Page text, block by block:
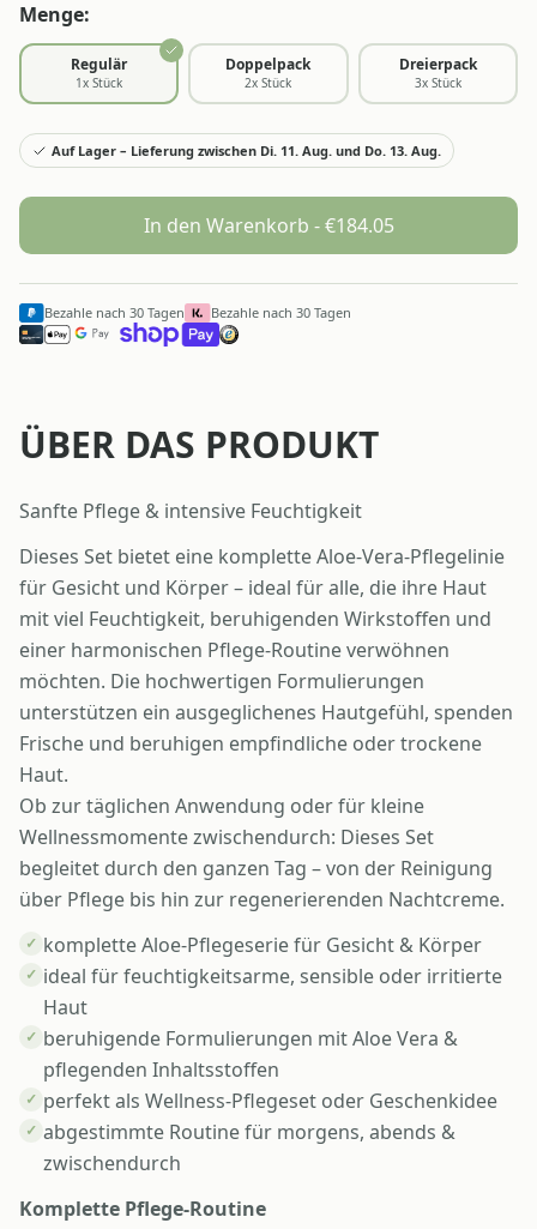
Menge:
Regulär
1x Stück
Doppelpack
2x Stück
Dreierpack
3x Stück
Auf Lager – Lieferung zwischen Di. 11. Aug. und Do. 13. Aug.
In den Warenkorb - €184.05
Bezahle nach 30 Tagen Bezahle nach 30 Tagen
ÜBER DAS PRODUKT
Sanfte Pflege & intensive Feuchtigkeit
Dieses Set bietet eine komplette Aloe-Vera-Pflegelinie
für Gesicht und Körper – ideal für alle, die ihre Haut
mit viel Feuchtigkeit, beruhigenden Wirkstoffen und
einer harmonischen Pflege-Routine verwöhnen
möchten. Die hochwertigen Formulierungen
unterstützen ein ausgeglichenes Hautgefühl, spenden
Frische und beruhigen empfindliche oder trockene
Haut.
Ob zur täglichen Anwendung oder für kleine
Wellnessmomente zwischendurch: Dieses Set
begleitet durch den ganzen Tag – von der Reinigung
über Pflege bis hin zur regenerierenden Nachtcreme.
✓ komplette Aloe-Pflegeserie für Gesicht & Körper
✓ ideal für feuchtigkeitsarme, sensible oder irritierte
Haut
✓ beruhigende Formulierungen mit Aloe Vera &
pflegenden Inhaltsstoffen
✓ perfekt als Wellness-Pflegeset oder Geschenkidee
✓ abgestimmte Routine für morgens, abends &
zwischendurch
Komplette Pflege-Routine